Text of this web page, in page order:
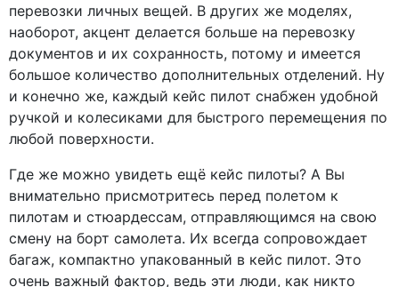
перевозки личных вещей. В других же моделях,
наоборот, акцент делается больше на перевозку
документов и их сохранность, потому и имеется
большое количество дополнительных отделений. Ну
и конечно же, каждый кейс пилот снабжен удобной
ручкой и колесиками для быстрого перемещения по
любой поверхности.
Где же можно увидеть ещё кейс пилоты? А Вы
внимательно присмотритесь перед полетом к
пилотам и стюардессам, отправляющимся на свою
смену на борт самолета. Их всегда сопровождает
багаж, компактно упакованный в кейс пилот. Это
очень важный фактор, ведь эти люди, как никто